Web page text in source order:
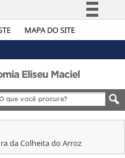
MAPA DO SITE
Simplifique!
Legislação
Canais
Eliseu Maciel
da Colheita do Arroz